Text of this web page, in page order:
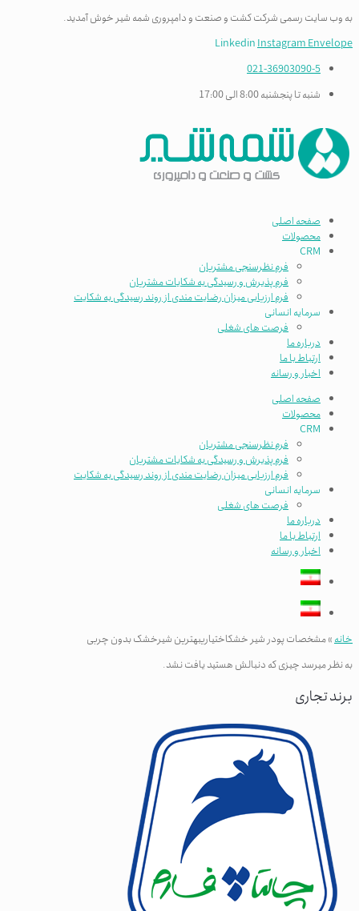
به وب سایت رسمی شرکت کشت و صنعت و دامپروری شمه شیر خوش آمدید.
LinkedinInstagramEnvelope
021-36903090-5
شنبه تا پنجشنبه 8:00 الی 17:00
صفحه اصلی
محصولات
CRM
فرم نظرسنجی مشتریان
فرم پذیرش و رسیدگی به شکایات مشتریان
فرم ارزیابی میزان رضایت مندی از روند رسیدگی به شکایت
سرمایه انسانی
فرصت های شغلی
درباره ما
ارتباط با ما
اخبار و رسانه
صفحه اصلی
محصولات
CRM
فرم نظرسنجی مشتریان
فرم پذیرش و رسیدگی به شکایات مشتریان
فرم ارزیابی میزان رضایت مندی از روند رسیدگی به شکایت
سرمایه انسانی
فرصت های شغلی
درباره ما
ارتباط با ما
اخبار و رسانه
خانه»مشخصات پودر شیر خشکاختیاریبهترین شیرخشک بدون چربی
به نظر میرسد چیزی که دنبالش هستید یافت نشد.
برند تجاری